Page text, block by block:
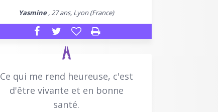
Yasmine, 27 ans, Lyon (France)
Ce qui me rend heureuse, c'est
d'être vivante et en bonne
santé.